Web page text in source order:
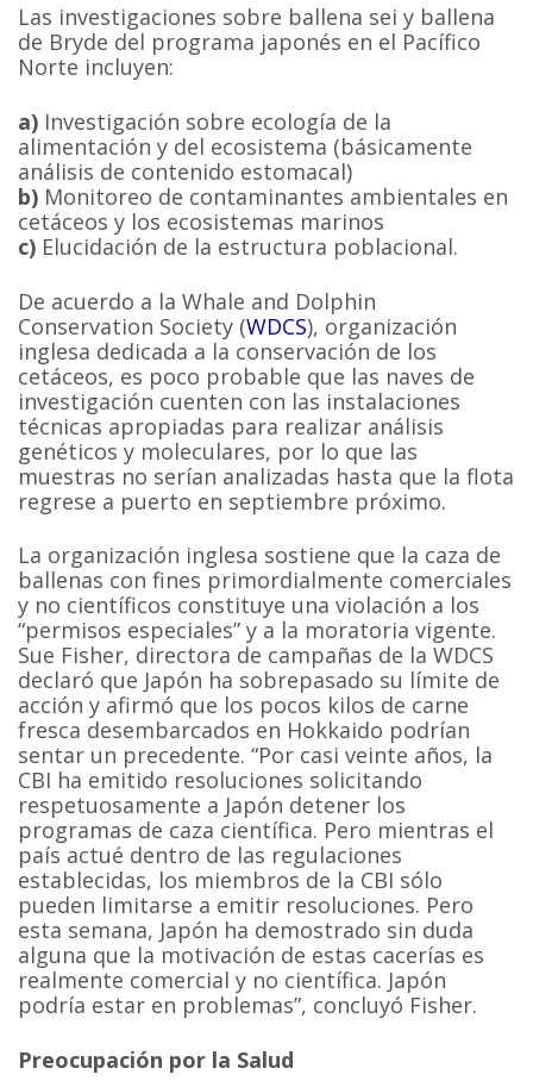
Las investigaciones sobre ballena sei y ballena
de Bryde del programa japonés en el Pacífico
Norte incluyen:
a) Investigación sobre ecología de la
alimentación y del ecosistema (básicamente
análisis de contenido estomacal)
b) Monitoreo de contaminantes ambientales en
cetáceos y los ecosistemas marinos
c) Elucidación de la estructura poblacional.
De acuerdo a la Whale and Dolphin
Conservation Society (WDCS), organización
inglesa dedicada a la conservación de los
cetáceos, es poco probable que las naves de
investigación cuenten con las instalaciones
técnicas apropiadas para realizar análisis
genéticos y moleculares, por lo que las
muestras no serían analizadas hasta que la flota
regrese a puerto en septiembre próximo.
La organización inglesa sostiene que la caza de
ballenas con fines primordialmente comerciales
y no científicos constituye una violación a los
“permisos especiales” y a la moratoria vigente.
Sue Fisher, directora de campañas de la WDCS
declaró que Japón ha sobrepasado su límite de
acción y afirmó que los pocos kilos de carne
fresca desembarcados en Hokkaido podrían
sentar un precedente. “Por casi veinte años, la
CBI ha emitido resoluciones solicitando
respetuosamente a Japón detener los
programas de caza científica. Pero mientras el
país actué dentro de las regulaciones
establecidas, los miembros de la CBI sólo
pueden limitarse a emitir resoluciones. Pero
esta semana, Japón ha demostrado sin duda
alguna que la motivación de estas cacerías es
realmente comercial y no científica. Japón
podría estar en problemas”, concluyó Fisher.
Preocupación por la Salud